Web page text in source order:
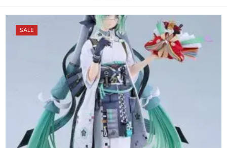
SALE